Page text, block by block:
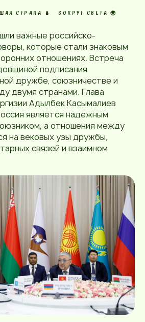
СТРАНА 🪆 ВОКРУГ СВЕТА 🌍
важные российско-
которые стали знаковым
отношениях. Встреча
подписания
дружбе, союзничестве и
двумя странами. Глава
Адылбек Касымалиев
является надежным
а отношения между
на вековых узы дружбы,
связей и взаимном